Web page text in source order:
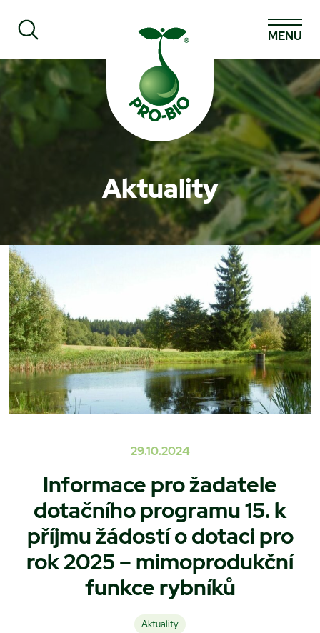
Prohledat PRO-BIO
MENU
Aktuality
29.10.2024
Informace pro žadatele
dotačního programu 15. k
příjmu žádostí o dotaci pro
rok 2025 – mimoprodukční
funkce rybníků
Aktuality